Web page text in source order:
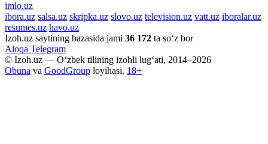
imlo.uz
ibora.uz salsa.uz skripka.uz slovo.uz television.uz vatt.uz iboralar.uz
resumes.uz havo.uz
Izoh.uz saytining bazasida jami 36 172 ta so‘z bor
Aloqa Telegram
© Izoh.uz — O‘zbek tilining izohli lug‘ati, 2014–2026
Obuna va GoodGroup loyihasi. 18+